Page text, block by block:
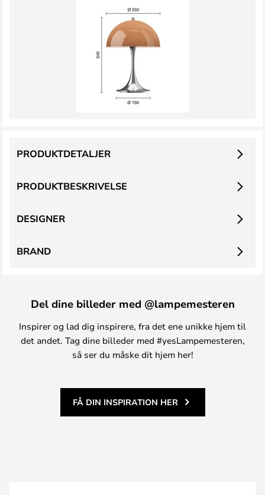
PRODUKTBESKRIVELSE
PRODUKTDETALJER
DESIGNER
BRAND
Del dine billeder med @lampemesteren
Inspirer og lad dig inspirere, fra det ene unikke hjem til
det andet. Tag dine billeder med #yesLampemesteren,
så ser du måske dit hjem her!
FÅ DIN INSPIRATION HER